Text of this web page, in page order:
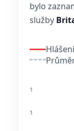
bylo
služby
1
1